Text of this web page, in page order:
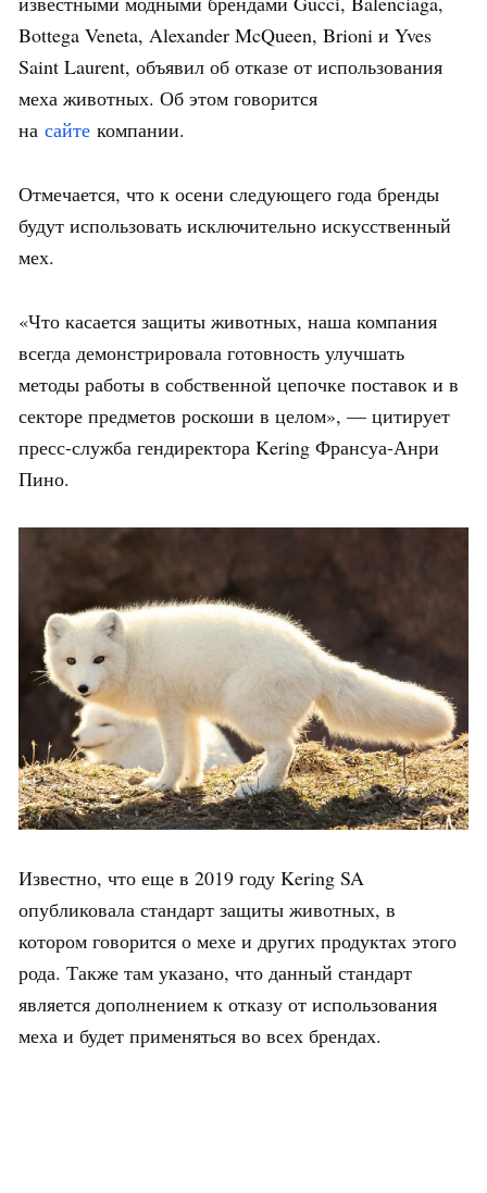
Bottega Veneta, Alexander McQueen, Brioni и Yves
Saint Laurent, объявил об отказе от использования
меха животных. Об этом говорится
на сайте компании.
Отмечается, что к осени следующего года бренды
будут использовать исключительно искусственный
мех.
«Что касается защиты животных, наша компания
всегда демонстрировала готовность улучшать
методы работы в собственной цепочке поставок и в
секторе предметов роскоши в целом», — цитирует
пресс-служба гендиректора Kering Франсуа-Анри
Пино.
Известно, что еще в 2019 году Kering SA
опубликовала стандарт защиты животных, в
котором говорится о мехе и других продуктах этого
рода. Также там указано, что данный стандарт
является дополнением к отказу от использования
меха и будет применяться во всех брендах.